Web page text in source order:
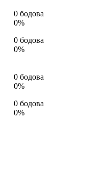
0 бодова
0%
0 бодова
0%
0 бодова
0%
0 бодова
0%